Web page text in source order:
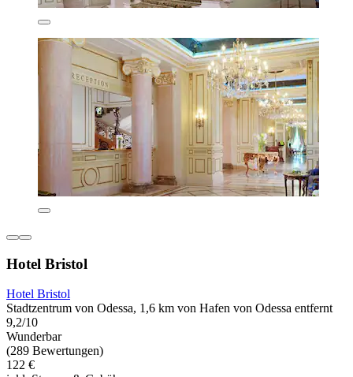
Hotel Bristol
Hotel Bristol
Stadtzentrum von Odessa, 1,6 km von Hafen von Odessa entfernt
9,2/10
Wunderbar
(289 Bewertungen)
122 €